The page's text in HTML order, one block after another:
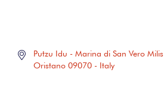
Putzu Idu - Marina di San Vero Milis
Oristano 09070 - Italy